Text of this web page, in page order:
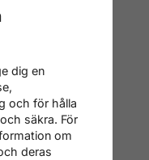
dig en
och för hålla
säkra. För
om
deras